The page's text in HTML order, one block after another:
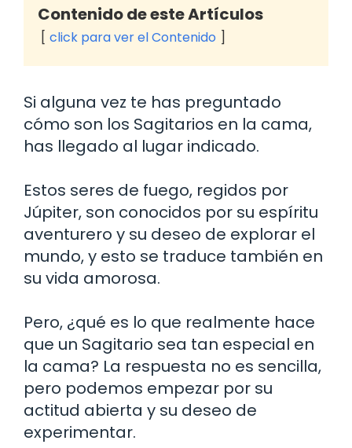
Contenido de este Artículos
click para ver el Contenido
Si alguna vez te has preguntado
cómo son los Sagitarios en la cama,
has llegado al lugar indicado.
Estos seres de fuego, regidos por
Júpiter, son conocidos por su espíritu
aventurero y su deseo de explorar el
mundo, y esto se traduce también en
su vida amorosa.
Pero, ¿qué es lo que realmente hace
que un Sagitario sea tan especial en
la cama? La respuesta no es sencilla,
pero podemos empezar por su
actitud abierta y su deseo de
experimentar.